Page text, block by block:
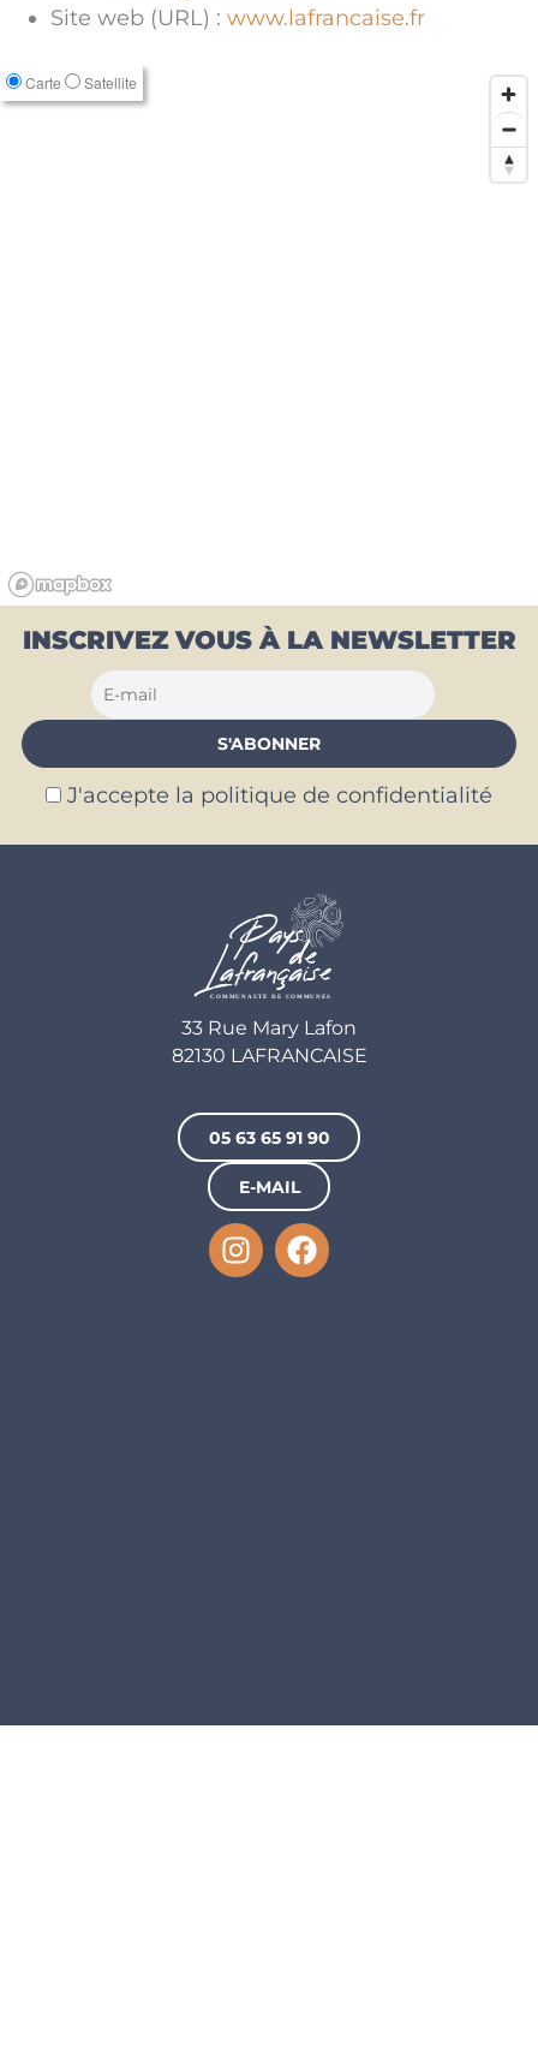
Site web (URL) : www.lafrancaise.fr
Carte Satellite
INSCRIVEZ VOUS À LA NEWSLETTER
J'accepte la politique de confidentialité
33 Rue Mary Lafon
82130 LAFRANCAISE
05 63 65 91 90
E-MAIL